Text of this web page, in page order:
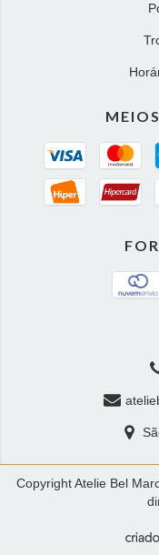
Copyright Atelie Bel